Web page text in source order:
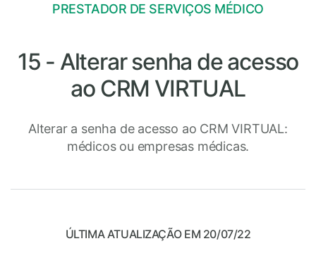
PRESTADOR DE SERVIÇOS MÉDICO
15 - Alterar senha de acesso
ao CRM VIRTUAL
Alterar a senha de acesso ao CRM VIRTUAL:
médicos ou empresas médicas.
ÚLTIMA ATUALIZAÇÃO EM 20/07/22